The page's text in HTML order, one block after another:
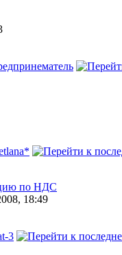
по НДС
18:49
3